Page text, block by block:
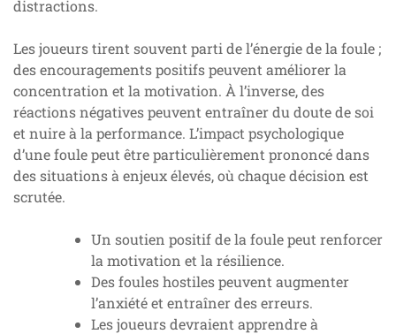
distractions.
Les joueurs tirent souvent parti de l’énergie de la foule ;
des encouragements positifs peuvent améliorer la
concentration et la motivation. À l’inverse, des
réactions négatives peuvent entraîner du doute de soi
et nuire à la performance. L’impact psychologique
d’une foule peut être particulièrement prononcé dans
des situations à enjeux élevés, où chaque décision est
scrutée.
Un soutien positif de la foule peut renforcer
la motivation et la résilience.
Des foules hostiles peuvent augmenter
l’anxiété et entraîner des erreurs.
Les joueurs devraient apprendre à